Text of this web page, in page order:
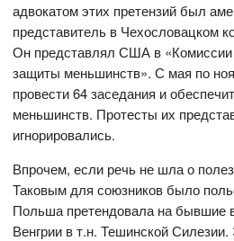
адвокатом этих претензий был
представитель в Чехословацком
Он представлял США в «Комиссии
защиты меньшинств». С мая по
провести 64 заседания и
меньшинств. Протесты их
игнорировались.
Впрочем, если речь не шла о
Таковым для союзников было
Польша претендовала на бывшие
Венгрии в т.н. Тешинской Силезии.